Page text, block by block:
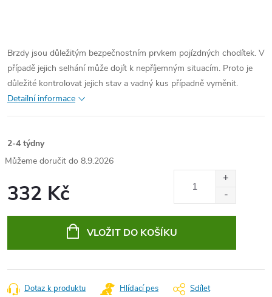
Brzdy jsou důležitým bezpečnostním prvkem pojízdných chodítek. V
případě jejich selhání může dojít k nepříjemným situacím. Proto je
důležité kontrolovat jejich stav a vadný kus případně vyměnit.
Detailní informace
2-4 týdny
8.9.2026
332 Kč
VLOŽIT DO KOŠÍKU
Dotaz k produktu Hlídací pes Sdílet